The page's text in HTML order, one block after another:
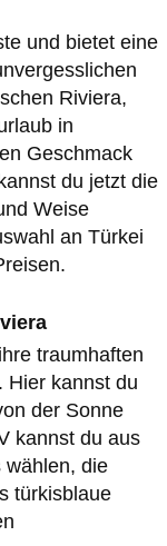
und bietet eine
Riviera,
in
Geschmack
du jetzt die
Weise
an Türkei
traumhaften
Hier kannst du
der Sonne
kannst du aus
wählen, die
türkisblaue